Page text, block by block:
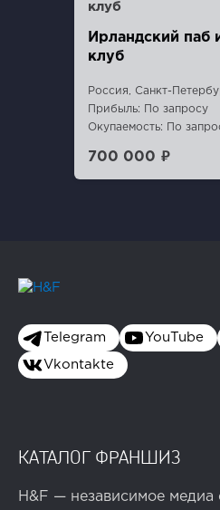
Ирландский паб
клуб
Россия, Санкт-
Прибыль: По запросу
Окупаемость: По
700 000 ₽
Telegram YouTube
Vkontakte
КАТАЛОГ ФРАНШИЗ
H&F — независимое